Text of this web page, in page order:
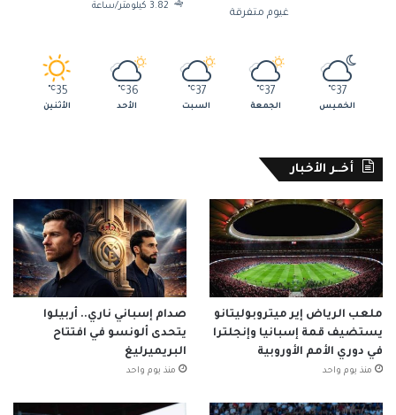
غيوم متفرقة
3.82 كيلومتر/ساعة
37
℃
الخميس
37
℃
الجمعة
37
℃
السبت
36
℃
الأحد
35
℃
الأثنين
أخــر الأخبار
ملعب الرياض إير ميتروبوليتانو
يستضيف قمة إسبانيا وإنجلترا
في دوري الأمم الأوروبية
منذ يوم واحد
صدام إسباني ناري.. أربيلوا
يتحدى ألونسو في افتتاح
البريميرليغ
منذ يوم واحد